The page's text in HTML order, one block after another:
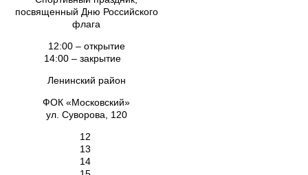
посвященный Дню Российского
флага
12:00 – открытие
14:00 – закрытие
Ленинский район
ФОК «Московский»
ул. Суворова, 120
12
13
14